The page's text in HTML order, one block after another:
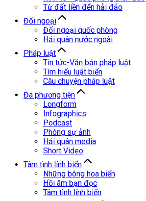
Từ đất liền đến hải đảo
Đối ngoại
Đối ngoại quốc phòng
Hải quân nước ngoài
Pháp luật
Tin tức-Văn bản pháp luật
Tìm hiểu luật biển
Câu chuyện pháp luật
Đa phương tiện
Longform
Infographics
Podcast
Phóng sự ảnh
Hải quân media
Short Video
Tâm tình lính biển
Những bông hoa biển
Hồi âm bạn đọc
Tâm tình lính biển